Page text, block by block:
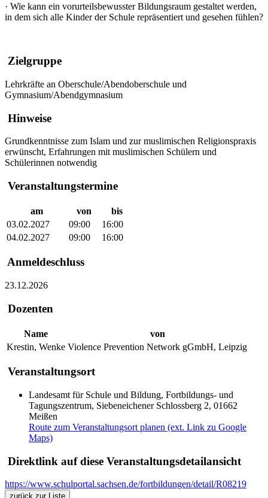
· Wie kann ein vorurteilsbewusster Bildungsraum gestaltet werden,
in dem sich alle Kinder der Schule repräsentiert und gesehen fühlen?
Zielgruppe
Lehrkräfte an Oberschule/Abendoberschule und
Gymnasium/Abendgymnasium
Hinweise
Grundkenntnisse zum Islam und zur muslimischen Religionspraxis
erwünscht, Erfahrungen mit muslimischen Schülern und
Schülerinnen notwendig
Veranstaltungstermine
am von
bis
03.02.2027
09:00
16:00
04.02.2027
09:00 16:00
Anmeldeschluss
23.12.2026
Dozenten
Name
von
Krestin, Wenke Violence Prevention Network gGmbH, Leipzig
Veranstaltungsort
Landesamt für Schule und Bildung, Fortbildungs- und
Tagungszentrum, Siebeneichener Schlossberg 2, 01662
Meißen
Route zum Veranstaltungsort planen (ext. Link zu Google
Maps)
Direktlink auf diese Veranstaltungsdetailansicht
https://www.schulportal.sachsen.de/fortbildungen/detail/R08219
zurück zur Liste